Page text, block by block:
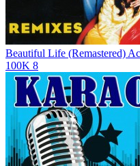
Beautiful Life (Remastered)
100K 8